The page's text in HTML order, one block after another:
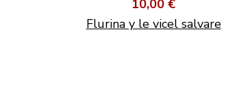
10,00 €
Flurina y le vicel salvare